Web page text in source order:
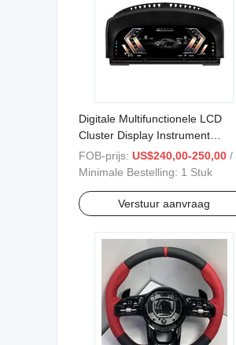
Digitale Multifunctionele LCD
Cluster Display Instrument
Upgrade voor LCD Dashboard
Snelheidsmeter voor BMW X5
FOB-prijs: US$240,00-250,00 / Stuk
Minimale Bestelling: 1 Stuk
Verstuur aanvraag